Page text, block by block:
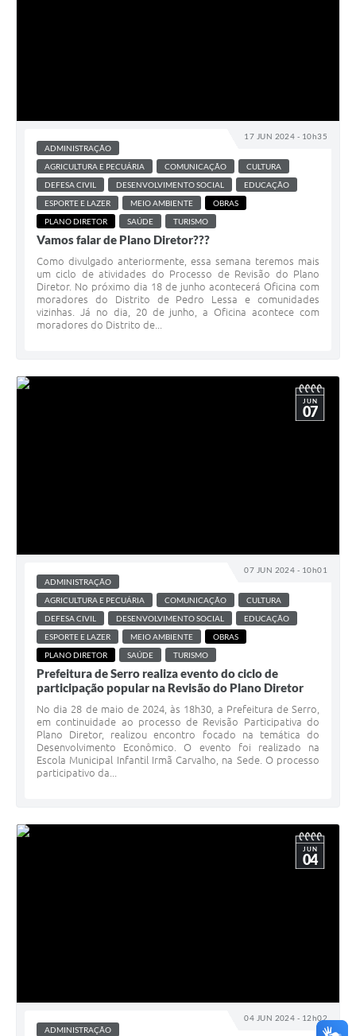
17 JUN 2024 - 10h35
ADMINISTRAÇÃO
AGRICULTURA E PECUÁRIA
COMUNICAÇÃO
CULTURA
DEFESA CIVIL
DESENVOLVIMENTO SOCIAL
EDUCAÇÃO
ESPORTE E LAZER
MEIO AMBIENTE
OBRAS
PLANO DIRETOR
SAÚDE TURISMO
Vamos falar de Plano Diretor???
Como divulgado anteriormente, essa semana teremos mais
um ciclo de atividades do Processo de Revisão do Plano
Diretor. No próximo dia 18 de junho acontecerá Oficina com
moradores do Distrito de Pedro Lessa e comunidades
vizinhas. Já no dia, 20 de junho, a Oficina acontece com
moradores do Distrito de...
07 JUN 2024 - 10h01
JUN
07
ADMINISTRAÇÃO
AGRICULTURA E PECUÁRIA
COMUNICAÇÃO
CULTURA
DEFESA CIVIL
DESENVOLVIMENTO SOCIAL
EDUCAÇÃO
ESPORTE E LAZER
MEIO AMBIENTE
OBRAS
PLANO DIRETOR
SAÚDE TURISMO
Prefeitura de Serro realiza evento do ciclo de
participação popular na Revisão do Plano Diretor
No dia 28 de maio de 2024, às 18h30, a Prefeitura de Serro,
em continuidade ao processo de Revisão Participativa do
Plano Diretor, realizou encontro focado na temática do
Desenvolvimento Econômico. O evento foi realizado na
Escola Municipal Infantil Irmã Carvalho, na Sede. O processo
participativo da...
04 JUN 2024 - 12h02
JUN
04
ADMINISTRAÇÃO